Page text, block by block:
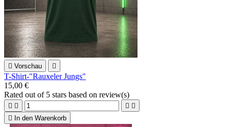
 Vorschau 
T-Shirt-"Rauxeler Jungs"
15,00 €
Rated out of 5 stars based on review(s)
   

In den Warenkorb